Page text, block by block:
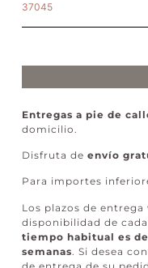
37045
Entregas a pie de
domicilio.
Disfruta de envío
Para importes
Los plazos de
disponibilidad de
tiempo habitual es
semanas . Si desea